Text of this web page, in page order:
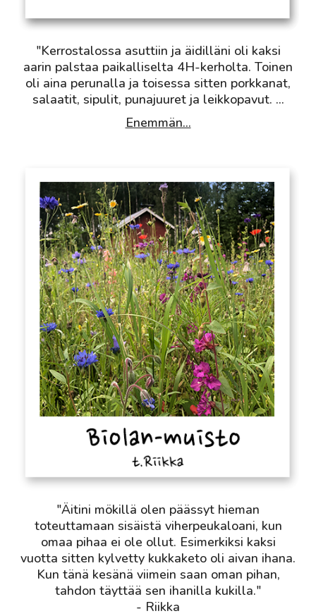
"Kerrostalossa asuttiin ja äidilläni oli kaksi
aarin palstaa paikalliselta 4H-kerholta. Toinen
oli aina perunalla ja toisessa sitten porkkanat,
salaatit, sipulit, punajuuret ja leikkopavut. ...
Enemmän...
"Äitini mökillä olen päässyt hieman
toteuttamaan sisäistä viherpeukaloani, kun
omaa pihaa ei ole ollut. Esimerkiksi kaksi
vuotta sitten kylvetty kukkaketo oli aivan ihana.
Kun tänä kesänä viimein saan oman pihan,
tahdon täyttää sen ihanilla kukilla."
- Riikka